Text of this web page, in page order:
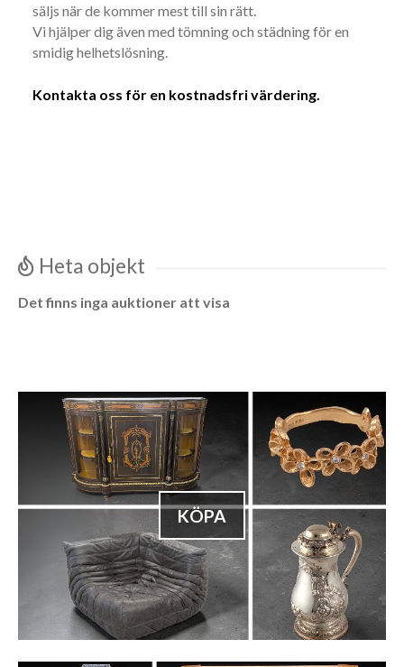
säljs när de kommer mest till sin rätt.
Vi hjälper dig även med tömning och städning för en
smidig helhetslösning.
Kontakta oss för en kostnadsfri värdering.
Heta objekt
Det finns inga auktioner att visa
KÖPA